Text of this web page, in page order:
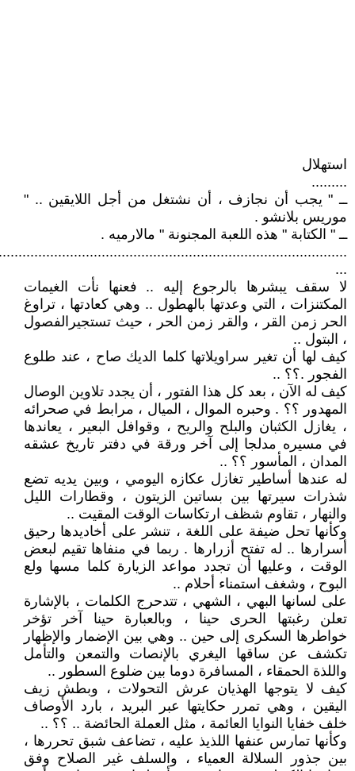
استهلال
.........
ــ " يجب أن نجازف ، أن نشتغل من أجل اللايقين .. "
موريس بلانشو .
ــ " الكتابة " هذه اللعبة المجنونة " مالارميه .
...
لا سقف يبشرها بالرجوع إليه .. فعنها نأت الغيمات
المكتنزات ، التي وعدتها بالهطول .. وهي كعادتها ، تراوغ
الحر زمن القر ، والقر زمن الحر ، حيث تستجيرالفصول
، البتول ..
كيف لها أن تغير سراويلاتها كلما الديك صاح ، عند طلوع
الفجور .؟؟ ..
كيف له الآن ، بعد كل هذا الفتور ، أن يجدد تلاوين الوصال
المهدور ؟؟ . وحبره الموال ، الميال ، مرابط في صحرائه
، يغازل الكثبان والبلح والريح ، وقوافل البعير ، يعاندها
في مسيره مدلجا إلى آخر ورقة في دفتر تاريخ عشقه
المدان ، المأسور ؟؟ ..
له عندها أساطير تغازل عكازه اليومي ، وبين يديه تضع
شذرات سيرتها بين بساتين الزيتون ، وقطارات الليل
والنهار ، تقاوم شظف ارتكاسات الوقت المقيت ..
وكأنها تحل ضيفة على اللغة ، تنشر على أخاديدها رحيق
أسرارها .. له تفتح أزرارها . ربما في منفاها تقيم لبعض
الوقت ، وعليها أن تجدد مواعد الزيارة كلما مسها ولع
البوح ، وشغف استمناء أحلام ..
على لسانها البهي ، الشهي ، تتدحرج الكلمات ، بالإشارة
تعلن رغبتها الحرى حينا ، وبالعبارة حينا آخر تؤخر
خواطرها السكرى إلى حين .. وهي بين الإضمار والإظهار
تكشف عن ساقها اليغري بالإنصات والتمعن والتأمل
واللذة الحمقاء ، المسافرة دوما بين ضلوع السطور ..
كيف لا يتوجها الهذيان عرش التحولات ، وبطش زيف
اليقين ، وهي تمرر حكايتها عبر البريد ، بارد الأوصاف
خلف خفايا النوايا العائمة ، مثل العملة الحائضة .. ؟؟ ..
وكأنها تمارس عنفها اللذيذ عليه ، تضاعف شبق تحررها ،
بين جذور السلالة العمياء ، والسلف غير الصلاح وفق